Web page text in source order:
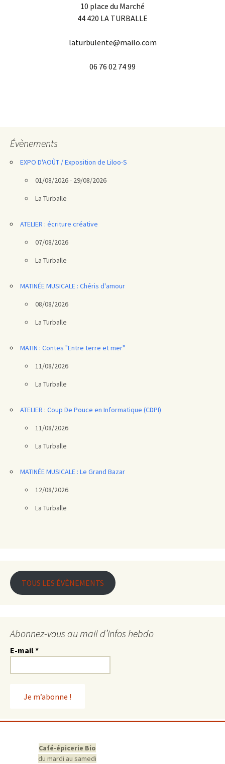
10 place du Marché
44 420 LA TURBALLE
laturbulente@mailo.com
06 76 02 74 99
Évènements
EXPO D'AOÛT / Exposition de Liloo-S
01/08/2026 - 29/08/2026
La Turballe
ATELIER : écriture créative
07/08/2026
La Turballe
MATINÉE MUSICALE : Chéris d'amour
08/08/2026
La Turballe
MATIN : Contes "Entre terre et mer"
11/08/2026
La Turballe
ATELIER : Coup De Pouce en Informatique (CDPI)
11/08/2026
La Turballe
MATINÉE MUSICALE : Le Grand Bazar
12/08/2026
La Turballe
TOUS LES ÉVÈNEMENTS
Abonnez-vous au mail d’infos hebdo
E-mail*
Café-épicerie Bio
du mardi au samedi